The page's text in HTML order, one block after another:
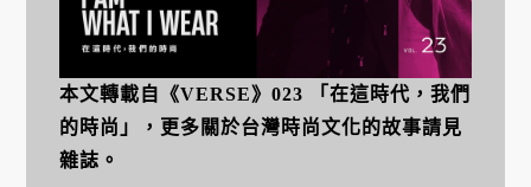
本文轉載自《VERSE》023 「在這時代，我們
的時尚」，更多關於台灣時尚文化的故事請見
雜誌。